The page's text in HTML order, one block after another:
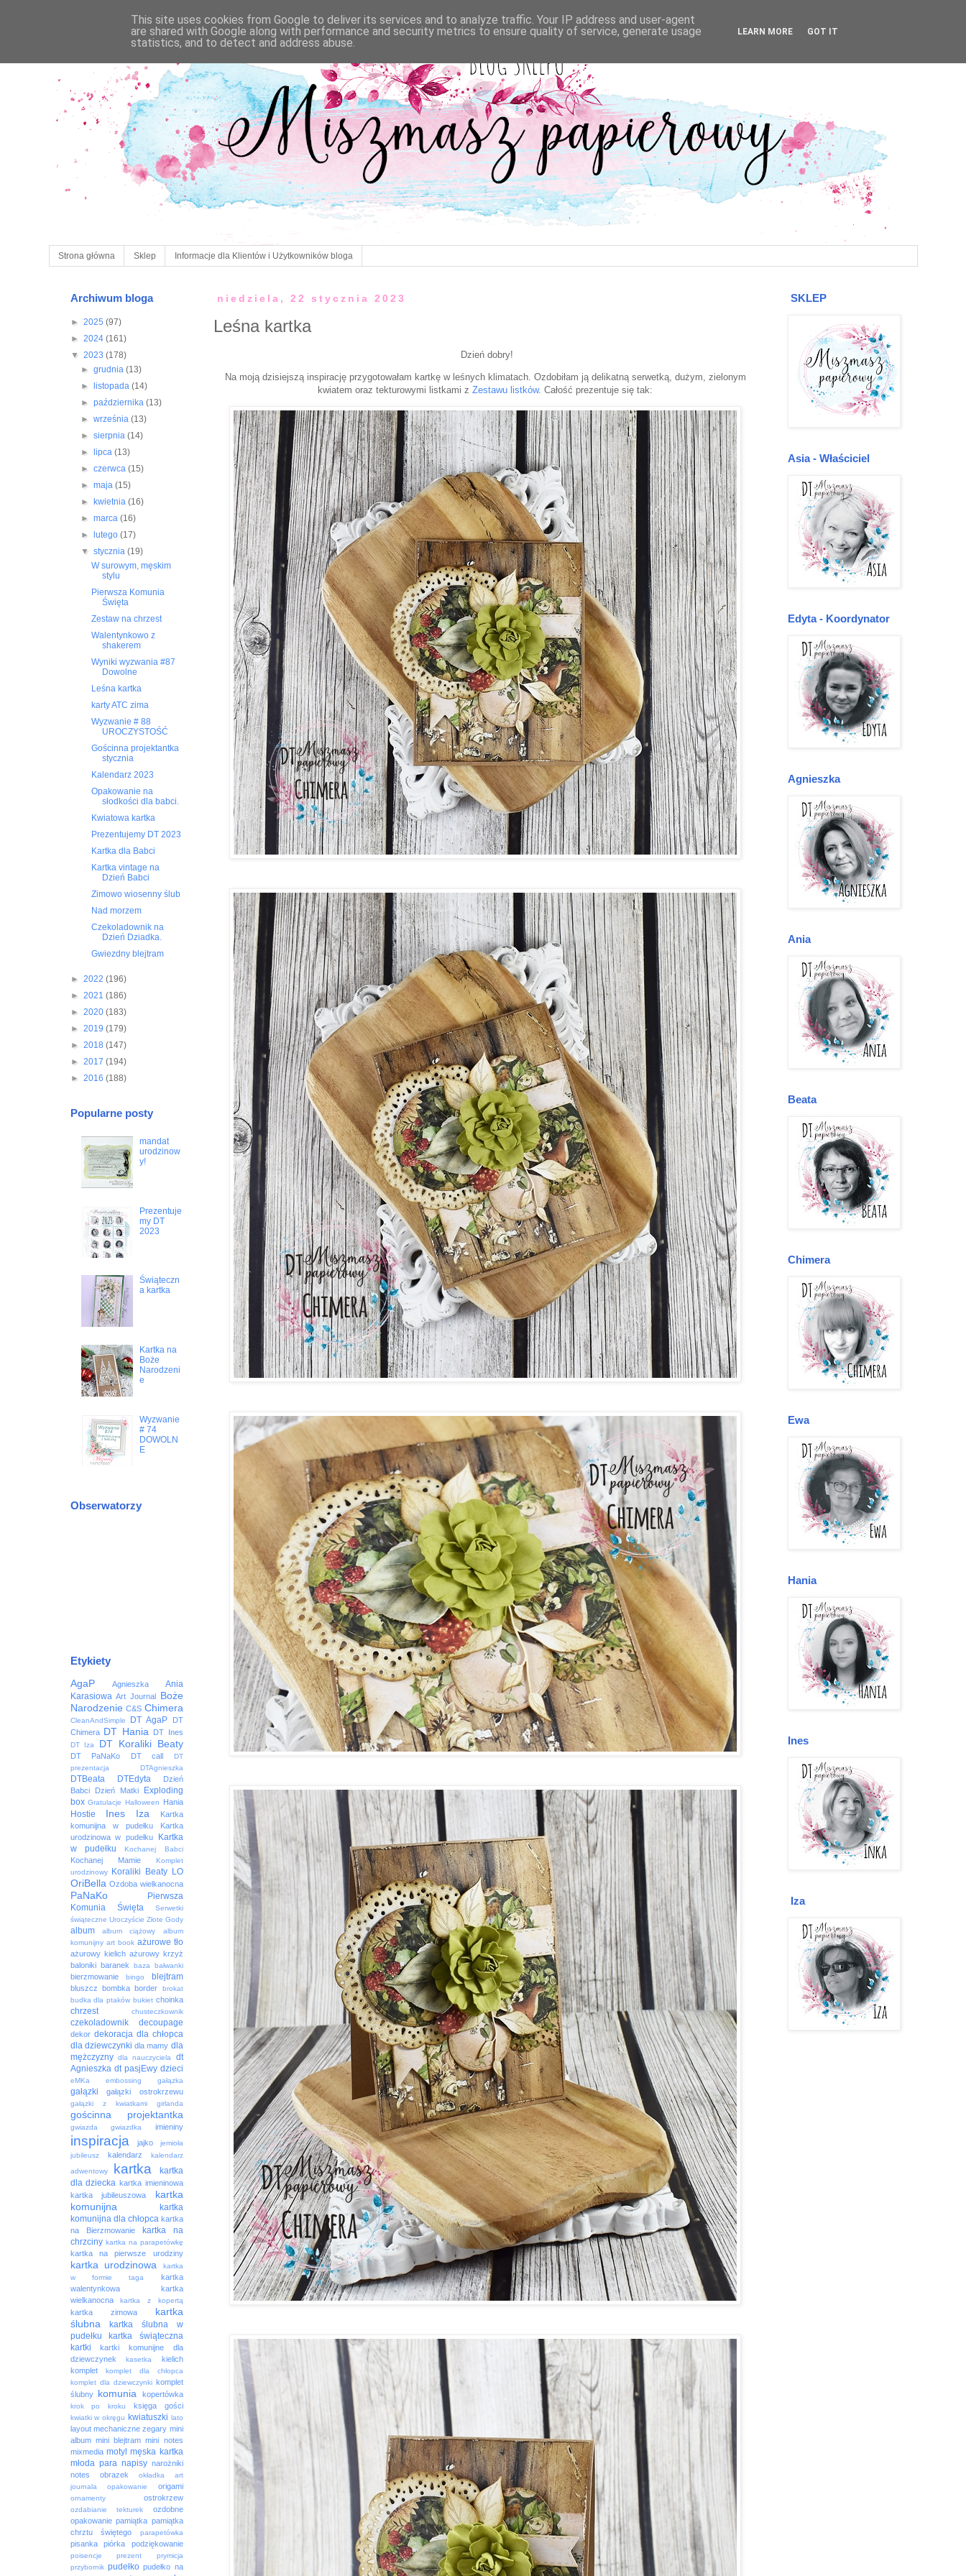
Strona główna Sklep Informacje dla Klientów i Użytkowników bloga
niedziela, 22 stycznia 2023
Leśna kartka
Dzień dobry!
Na moją dzisiejszą inspirację przygotowałam kartkę w leśnych klimatach. Ozdobiłam ją delikatną serwetką, dużym, zielonym
kwiatem oraz tekturowymi listkami z Zestawu listków. Całość prezentuje się tak:
Archiwum bloga
► 2025 (97)
► 2024 (161)
▼ 2023 (178)
► grudnia (13)
►
listopada (14)
► października (13)
► września (13)
► sierpnia (14)
►
lipca (13)
► czerwca (15)
► maja (15)
►
kwietnia (16)
► marca (16)
►
lutego (17)
▼ stycznia (19)
W surowym, męskim
stylu
Pierwsza Komunia
Święta
Zestaw na chrzest
Walentynkowo z
shakerem
Wyniki wyzwania #87
Dowolne
Leśna kartka
karty ATC zima
Wyzwanie # 88
UROCZYSTOŚĆ
Gościnna projektantka
stycznia
Kalendarz 2023
Opakowanie na
słodkości dla babci.
Kwiatowa kartka
Prezentujemy DT 2023
Kartka dla Babci
Kartka vintage na
Dzień Babci
Zimowo wiosenny ślub
Nad morzem
Czekoladownik na
Dzień Dziadka.
Gwiezdny blejtram
► 2022 (196)
► 2021 (186)
► 2020 (183)
► 2019 (179)
► 2018 (147)
► 2017 (194)
► 2016 (188)
Popularne posty
mandat
urodzinow
y!
Prezentuje
my DT
2023
Świąteczn
a kartka
Kartka na
Boże
Narodzeni
e
Wyzwanie
# 74
DOWOLN
E
Obserwatorzy
Etykiety
AgaP Agnieszka
Ania
Karasiowa Art Journal
Boże
Narodzenie C&S Chimera
CleanAndSimple DT AgaP
DT
Chimera DT Hania DT Ines
DT Iza DT Koraliki Beaty
DT PaNaKo DT call
DT
prezentacja
DTAgnieszka
DTBeata DTEdyta
Dzień
Babci
Dzień Matki
Exploding
box Gratulacje Halloween Hania
Hostie Ines Iza
Kartka
komunijna w pudełku
Kartka
urodzinowa w pudełku
Kartka
w pudełku
Kochanej Babci
Kochanej Mamie
Komplet
urodzinowy
Koraliki Beaty LO
OriBella Ozdoba wielkanocna
PaNaKo
Pierwsza
Komunia Święta
Serwetki
świąteczne Uroczyście Złote Gody
album album ciążowy
album
komunijny art book ażurowe tło
ażurowy kielich ażurowy krzyż
baloniki
baranek baza bałwanki
bierzmowanie bingo blejtram
bluszcz bombka border
brokat
budka dla ptaków bukiet choinka
chrzest chusteczkownik
czekoladownik decoupage
dekor dekoracja dla chłopca
dla dziewczynki dla mamy dla
mężczyzny dla nauczyciela
dt
Agnieszka dt pasjEwy dzieci
eMKa embossing gałązka
gałązki gałązki ostrokrzewu
gałązki z kwiatkami girlanda
gościnna projektantka
gwiazda gwiazdka imieniny
inspiracja jajko
jemioła
jubileusz
kalendarz
kalendarz
adwentowy
kartka
kartka
dla dziecka kartka imieninowa
kartka jubileuszowa
kartka
komunijna
kartka
komunijna dla chłopca kartka
na Bierzmowanie
kartka na
chrzciny kartka na parapetówkę
kartka na pierwsze urodziny
kartka urodzinowa
kartka
w formie taga
kartka
walentynkowa
kartka
wielkanocna
kartka z kopertą
kartka zimowa
kartka
ślubna
kartka ślubna w
pudełku
kartka świąteczna
kartki
kartki komunijne dla
dziewczynek
kasetka
kielich
komplet
komplet dla chłopca
komplet dla dziewczynki komplet
ślubny
komunia kopertówka
krok po kroku księga gości
kwiatki w okręgu kwiatuszki lato
layout mechaniczne zegary mini
album mini blejtram mini notes
mixmedia motyl męska kartka
młoda para napisy narożniki
notes
obrazek
okładka art
journala
opakowanie origami
ornamenty ostrokrzew
ozdabianie tekturek
ozdobne
opakowanie pamiątka pamiątka
chrztu świętego
parapetówka
pisanka piórka podziękowanie
poisencje prezent
prymicja
przybornik pudełko pudełko na
SKLEP
Asia - Właściciel
Edyta - Koordynator
Agnieszka
Ania
Beata
Chimera
Ewa
Hania
Ines
Iza
This site uses cookies from Google to deliver its services and to analyze traffic. Your IP address and user-agent
are shared with Google along with performance and security metrics to ensure quality of service, generate usage
statistics, and to detect and address abuse.
LEARN MORE GOT IT